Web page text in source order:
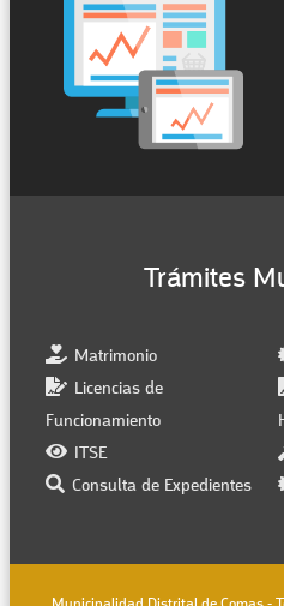
Trámites
Matrimonio
Licencias de
Funcionamiento
ITSE
Consulta de Expedientes